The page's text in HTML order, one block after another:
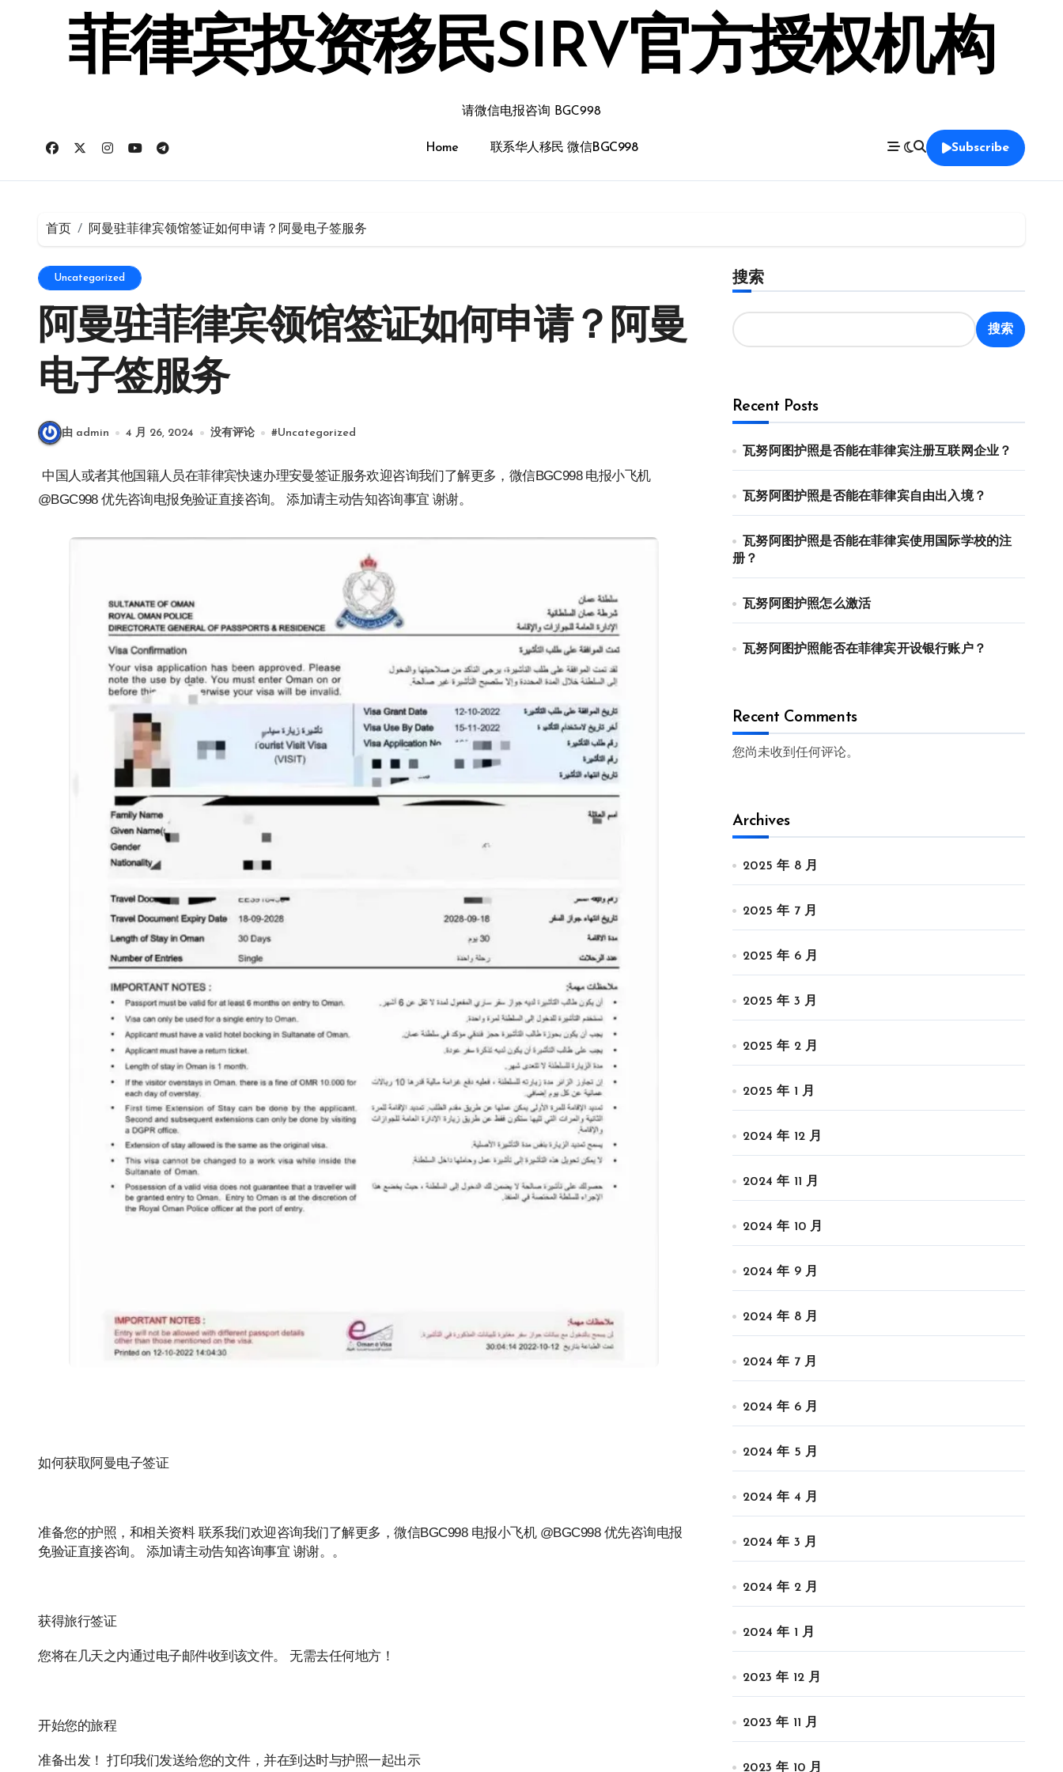
菲律宾投资移民SIRV官方授权机构
请微信电报咨询 BGC998
Home 联系华人移民 微信BGC998 Subscribe
首页 阿曼驻菲律宾领馆签证如何申请？阿曼电子签服务
Uncategorized
阿曼驻菲律宾领馆签证如何申请？阿曼
电子签服务
由 admin 4 月 26, 2024 没有评论 #Uncategorized
中国人或者其他国籍人员在菲律宾快速办理安曼签证服务欢迎咨询我们了解更多，微信BGC998 电报小飞机
@BGC998 优先咨询电报免验证直接咨询。 添加请主动告知咨询事宜 谢谢。
如何获取阿曼电子签证
准备您的护照，和相关资料 联系我们欢迎咨询我们了解更多，微信BGC998 电报小飞机 @BGC998 优先咨询电报
免验证直接咨询。 添加请主动告知咨询事宜 谢谢。。
获得旅行签证
您将在几天之内通过电子邮件收到该文件。 无需去任何地方！
开始您的旅程
准备出发！ 打印我们发送给您的文件，并在到达时与护照一起出示
搜索
搜索
Recent Posts
瓦努阿图护照是否能在菲律宾注册互联网企业？
瓦努阿图护照是否能在菲律宾自由出入境？
瓦努阿图护照是否能在菲律宾使用国际学校的注
册？
瓦努阿图护照怎么激活
瓦努阿图护照能否在菲律宾开设银行账户？
Recent Comments
您尚未收到任何评论。
Archives
2025 年 8 月
2025 年 7 月
2025 年 6 月
2025 年 3 月
2025 年 2 月
2025 年 1 月
2024 年 12 月
2024 年 11 月
2024 年 10 月
2024 年 9 月
2024 年 8 月
2024 年 7 月
2024 年 6 月
2024 年 5 月
2024 年 4 月
2024 年 3 月
2024 年 2 月
2024 年 1 月
2023 年 12 月
2023 年 11 月
2023 年 10 月